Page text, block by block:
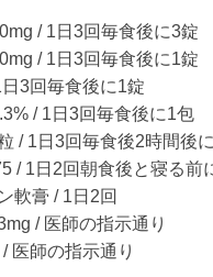
/ 1日3回毎食後に3錠
/ 1日3回毎食後に1錠
3回毎食後に1錠
/ 1日3回毎食後に1包
/ 1日3回毎食後2時間後
/ 1日2回朝食後と寝る前
軟膏 / 1日2回
/ 医師の指示通り
医師の指示通り